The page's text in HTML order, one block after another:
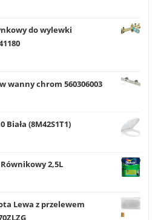
do wylewki
wanny chrom 560306003
(8M42S1T1)
2,5L
Lewa z przelewem